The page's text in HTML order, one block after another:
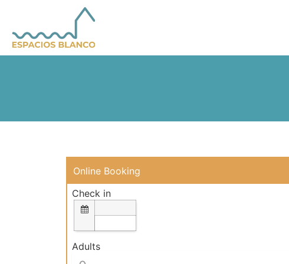
Online Booking
Check in
Adults